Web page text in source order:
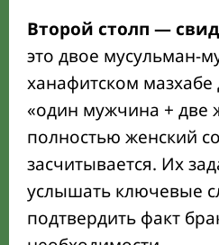
Второй столп —
это двое мусульман-
ханафитском
«один мужчина +
полностью женский
засчитывается. Их
услышать ключевые
подтвердить факт